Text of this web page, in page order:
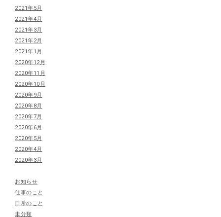
2021年5月
2021年4月
2021年3月
2021年2月
2021年1月
2020年12月
2020年11月
2020年10月
2020年9月
2020年8月
2020年7月
2020年6月
2020年5月
2020年4月
2020年3月
お知らせ
仕事のこと
日常のこと
未分類